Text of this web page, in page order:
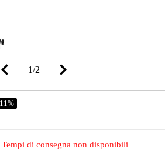
1/2
Tempi di consegna non disponibili